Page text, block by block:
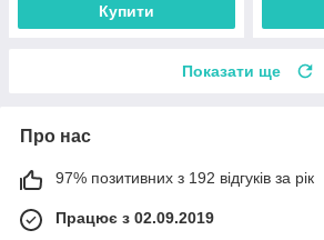
Купити
Показати ще
Про нас
97% позитивних з 192 відгуків за рік
Працює з 02.09.2019